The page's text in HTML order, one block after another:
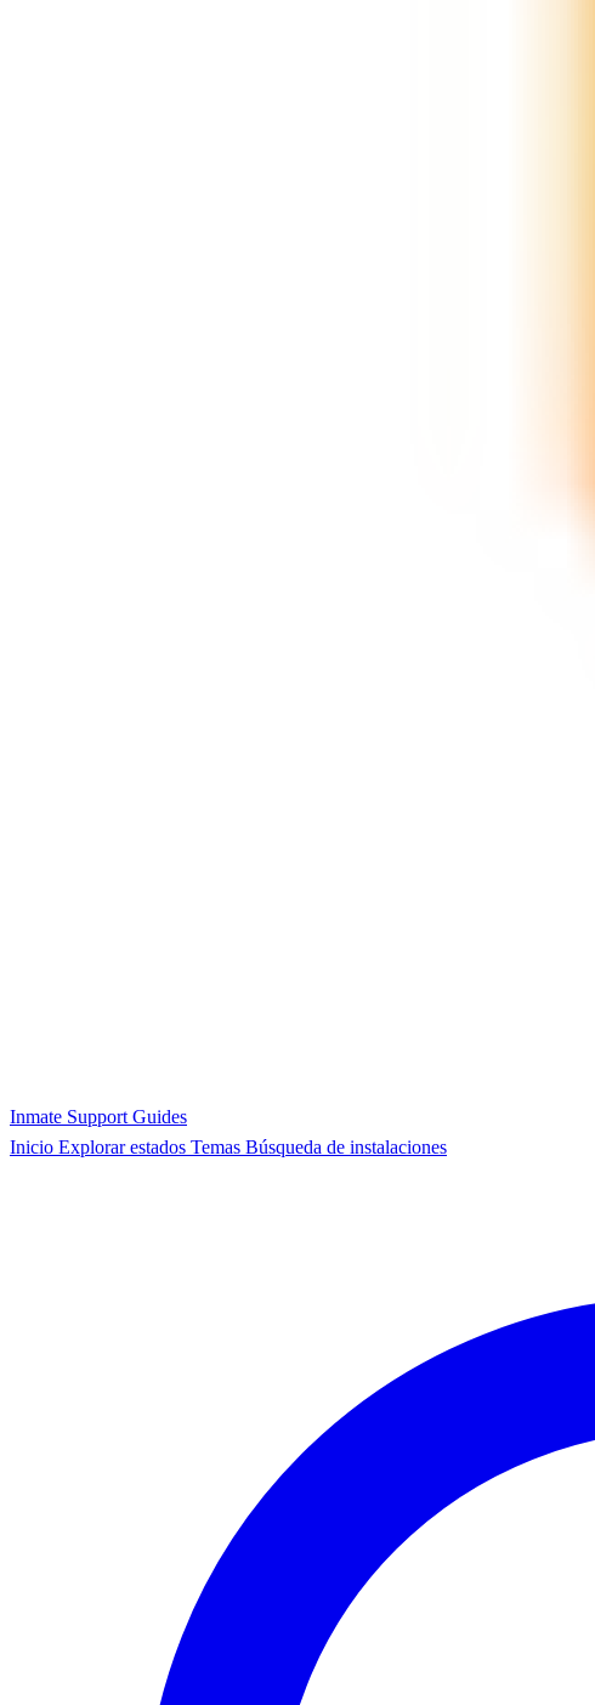
Inmate Support Guides
Inicio Explorar estados Temas Búsqueda de instalaciones